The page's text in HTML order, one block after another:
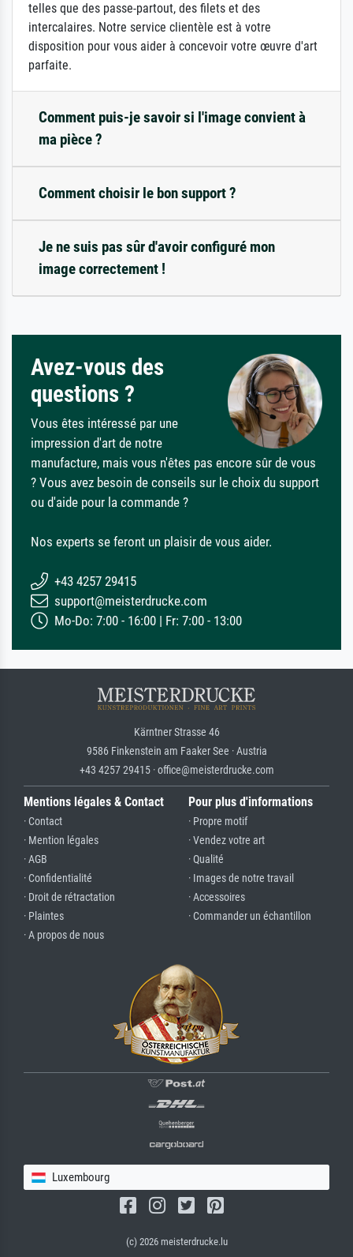
telles que des passe-partout, des filets et des
intercalaires. Notre service clientèle est à votre
disposition pour vous aider à concevoir votre œuvre d'art
parfaite.
Comment puis-je savoir si l'image convient à
ma pièce ?
Comment choisir le bon support ?
Je ne suis pas sûr d'avoir configuré mon
image correctement !
Avez-vous des
questions ?
Vous êtes intéressé par une
impression d'art de notre
manufacture, mais vous n'êtes pas encore sûr de vous
? Vous avez besoin de conseils sur le choix du support
ou d'aide pour la commande ?
Nos experts se feront un plaisir de vous aider.
+43 4257 29415
support@meisterdrucke.com
Mo-Do: 7:00 - 16:00 | Fr: 7:00 - 13:00
Kärntner Strasse 46
9586 Finkenstein am Faaker See · Austria
+43 4257 29415 · office@meisterdrucke.com
Mentions légales & Contact
· Contact
· Mention légales
· AGB
· Confidentialité
· Droit de rétractation
· Plaintes
· A propos de nous
Pour plus d'informations
· Propre motif
· Vendez votre art
· Qualité
· Images de notre travail
· Accessoires
· Commander un échantillon
Luxembourg
(c) 2026 meisterdrucke.lu